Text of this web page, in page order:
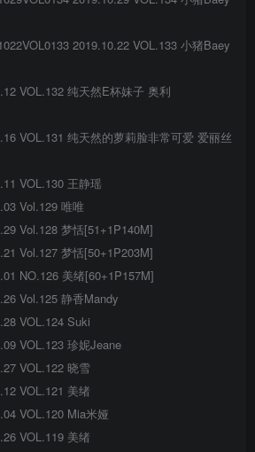
2019.10.22 VOL.133 小猪Baey
VOL.132 纯天然E杯妹子 奥利
VOL.131 纯天然的萝莉脸非常可爱 爱丽丝
VOL.130 王静瑶
Vol.129 唯唯
Vol.128 梦恬[51+1P140M]
Vol.127 梦恬[50+1P203M]
NO.126 美绪[60+1P157M]
Vol.125 静香Mandy
VOL.124 Suki
VOL.123 珍妮Jeane
VOL.122 晓雪
VOL.121 美绪
VOL.120 Mia米娅
VOL.119 美绪